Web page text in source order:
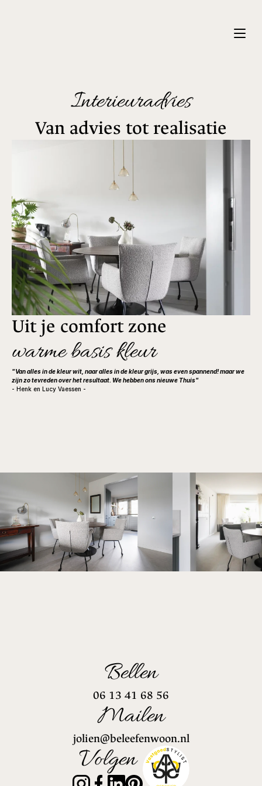
Interieuradvies
Van advies tot realisatie
Uit je comfort zone
warme basis kleur
"Van alles in de kleur wit, naar alles in de kleur grijs, was even spannend! maar we
zijn zo tevreden over het resultaat. We hebben ons nieuwe Thuis"
- Henk en Lucy Vaessen -
Bellen
06 13 41 68 56
Mailen
jolien@beleefenwoon.nl
Volgen